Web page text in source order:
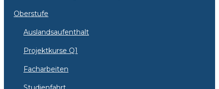
Oberstufe
Auslandsaufenthalt
Projektkurse Q1
Facharbeiten